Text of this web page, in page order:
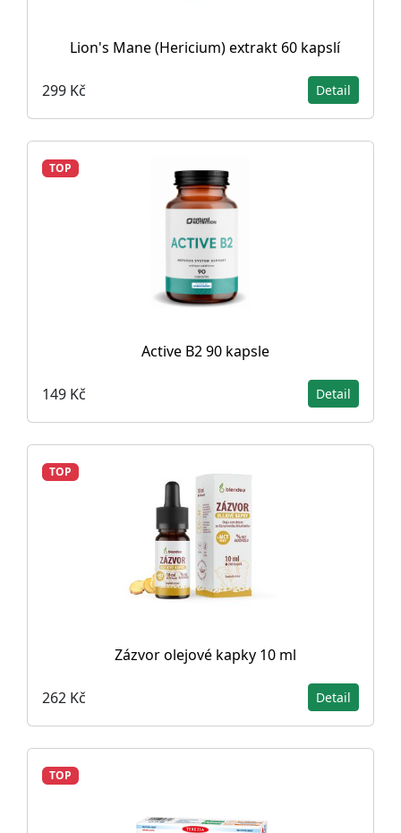
Lion's Mane (Hericium) extrakt 60 kapslí
299 Kč Detail
TOP
Active B2 90 kapsle
149 Kč Detail
TOP
Zázvor olejové kapky 10 ml
262 Kč Detail
TOP